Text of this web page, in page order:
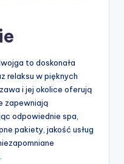
to doskonała
relaksu w pięknych
i jej okolice oferują
zapewniają
odpowiednie spa,
pakiety, jakość usług